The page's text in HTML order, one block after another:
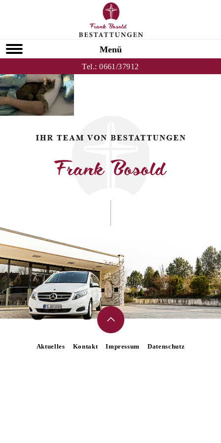
Menü
Tel.:0661/37912
Zurück zu Meinrad Wolfsgruber
HOMEPAGE
Aktuelles Kontakt Impressum Datenschutz